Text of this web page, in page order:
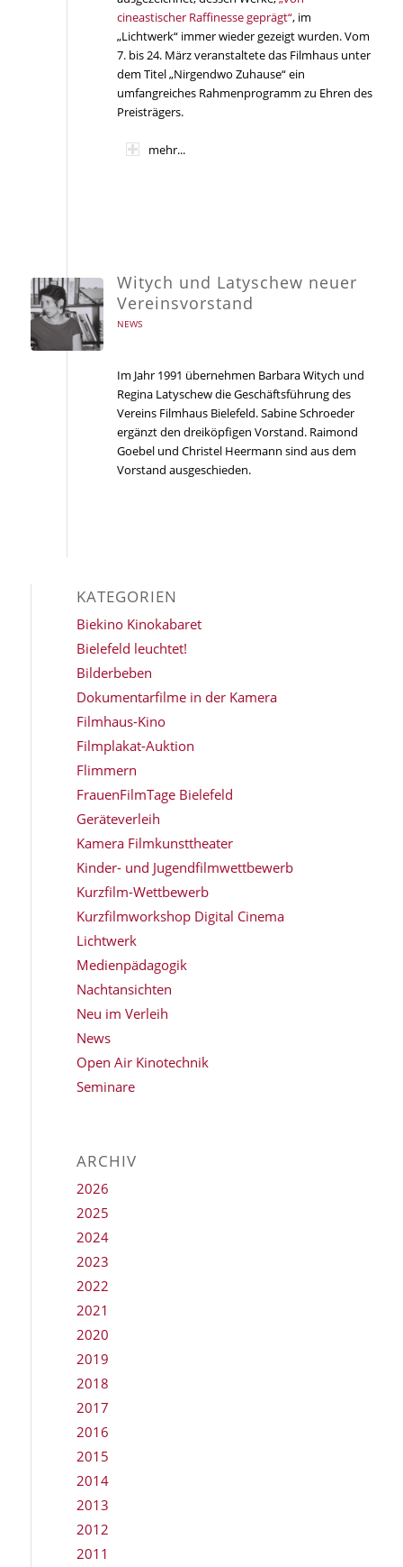
cineastischer Raffinesse geprägt“, im
„Lichtwerk“ immer wieder gezeigt wurden. Vom
7. bis 24. März veranstaltete das Filmhaus unter
dem Titel „Nirgendwo Zuhause“ ein
umfangreiches Rahmenprogramm zu Ehren des
Preisträgers.
mehr...
Witych und Latyschew neuer
Vereinsvorstand
NEWS
Im Jahr 1991 übernehmen Barbara Witych und
Regina Latyschew die Geschäftsführung des
Vereins Filmhaus Bielefeld. Sabine Schroeder
ergänzt den dreiköpfigen Vorstand. Raimond
Goebel und Christel Heermann sind aus dem
Vorstand ausgeschieden.
KATEGORIEN
Biekino Kinokabaret
Bielefeld leuchtet!
Bilderbeben
Dokumentarfilme in der Kamera
Filmhaus-Kino
Filmplakat-Auktion
Flimmern
FrauenFilmTage Bielefeld
Geräteverleih
Kamera Filmkunsttheater
Kinder- und Jugendfilmwettbewerb
Kurzfilm-Wettbewerb
Kurzfilmworkshop Digital Cinema
Lichtwerk
Medienpädagogik
Nachtansichten
Neu im Verleih
News
Open Air Kinotechnik
Seminare
ARCHIV
2026
2025
2024
2023
2022
2021
2020
2019
2018
2017
2016
2015
2014
2013
2012
2011